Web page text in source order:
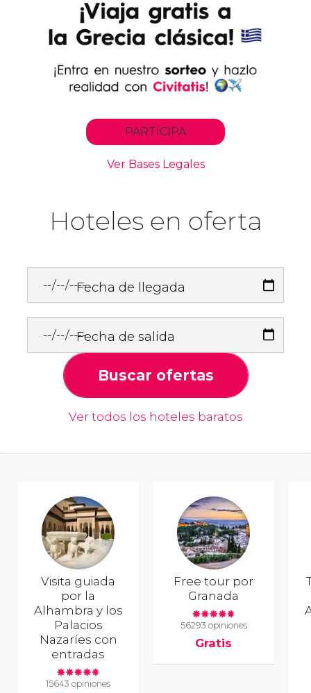
Hoteles en oferta
Fecha de llegada
Fecha de salida
Buscar ofertas
Ver todos los hoteles baratos
Visita guiada
por la
Alhambra y los
Palacios
Nazaríes con
entradas
15643 opiniones
Free tour por
Granada
56293 opiniones
Gratis